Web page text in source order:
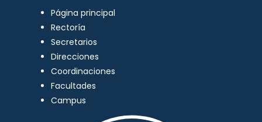
Página principal
Rectoría
Secretarios
Direcciones
Coordinaciones
Facultades
Campus